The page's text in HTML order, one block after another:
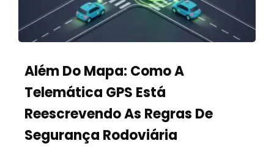
Além Do Mapa: Como A
Telemática GPS Está
Reescrevendo As Regras De
Segurança Rodoviária